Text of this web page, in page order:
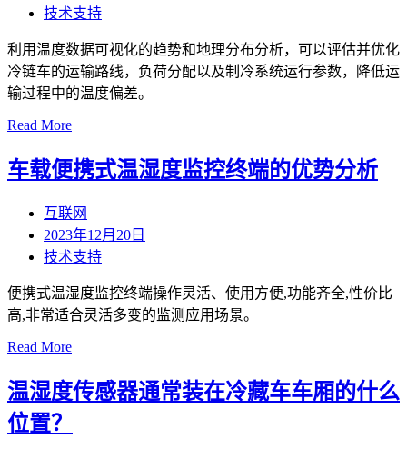
技术支持
利用温度数据可视化的趋势和地理分布分析，可以评估并优化
冷链车的运输路线，负荷分配以及制冷系统运行参数，降低运
输过程中的温度偏差。
Read More
车载便携式温湿度监控终端的优势分析
互联网
2023年12月20日
技术支持
便携式温湿度监控终端操作灵活、使用方便,功能齐全,性价比
高,非常适合灵活多变的监测应用场景。
Read More
温湿度传感器通常装在冷藏车车厢的什么
位置？